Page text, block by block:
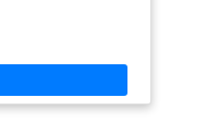
efficace DESIGN
pour un service facile;
CONÇU POUR DURER:
gage de fiabilité et de
protection contre la
en toute sécurité
pour un nettoyage et